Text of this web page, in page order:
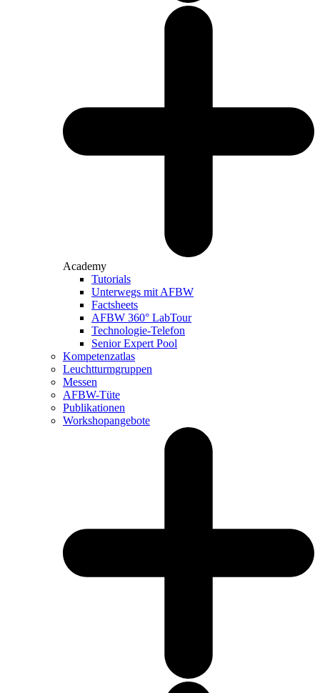
Academy
Tutorials
Unterwegs mit AFBW
Factsheets
AFBW 360° LabTour
Technologie-Telefon
Senior Expert Pool
Kompetenzatlas
Leuchtturm­gruppen
Messen
AFBW-Tüte
Publikationen
Workshopangebote